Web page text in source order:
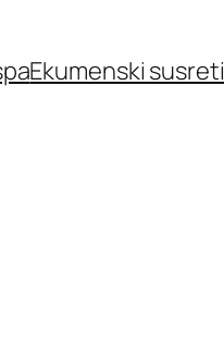
Ekumenski susreti